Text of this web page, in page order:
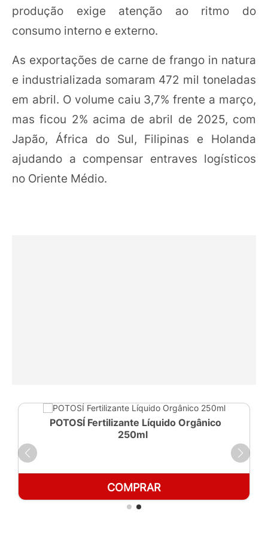
produção exige atenção ao ritmo do
consumo interno e externo.
As exportações de carne de frango in natura
e industrializada somaram 472 mil toneladas
em abril. O volume caiu 3,7% frente a março,
mas ficou 2% acima de abril de 2025, com
Japão, África do Sul, Filipinas e Holanda
ajudando a compensar entraves logísticos
no Oriente Médio.
POTOSÍ Fertilizante Líquido Orgânico
250ml
COMPRAR